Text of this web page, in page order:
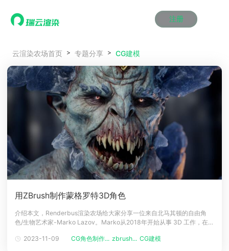
注册
产品服务
效果图渲染
云制作
云渲染管理系统
瑞兔百宝箱
AI视频插帧
效果图渲染
云制作
云渲染管理系统
瑞兔百宝箱
AI视频插帧
效果图渲染
云制作
云渲染管理系统
瑞兔百宝箱
AI视频插帧
效果图渲染
云制作
云渲染管理系统
瑞兔百宝箱
AI视频插帧
效果图渲染
云制作
云渲染管理系统
瑞兔百宝箱
AI视频插帧
效果图渲染
云制作
云渲染管理系统
瑞兔百宝箱
AI视频插帧
解决方案
Maya云渲染方案
3ds Max云渲染方案
Cinema 4D云渲染方案
Blender 云渲染方案
Maya AI渲染方案
Maya云渲染方案
3ds Max云渲染方案
Cinema 4D云渲染方案
Blender 云渲染方案
Maya AI渲染方案
Maya云渲染方案
3ds Max云渲染方案
Cinema 4D云渲染方案
Blender 云渲染方案
Maya AI渲染方案
Maya云渲染方案
3ds Max云渲染方案
Cinema 4D云渲染方案
Blender 云渲染方案
Maya AI渲染方案
Maya云渲染方案
3ds Max云渲染方案
Cinema 4D云渲染方案
Blender 云渲染方案
Maya AI渲染方案
Maya云渲染方案
3ds Max云渲染方案
Cinema 4D云渲染方案
Blender 云渲染方案
Maya AI渲染方案
动画价格
效果图价格
云制作价格
动画价格
效果图价格
云制作价格
动画价格
效果图价格
云制作价格
动画价格
效果图价格
云制作价格
动画价格
效果图价格
云制作价格
动画价格
效果图价格
云制作价格
资讯&赛事
新闻资讯
渲染百科
渲染大赛
泛CG交流会
新闻资讯
渲染百科
渲染大赛
泛CG交流会
新闻资讯
渲染百科
渲染大赛
泛CG交流会
新闻资讯
渲染百科
渲染大赛
泛CG交流会
新闻资讯
渲染百科
渲染大赛
泛CG交流会
新闻资讯
渲染百科
渲染大赛
泛CG交流会
特惠专区
教育优惠
教育优惠
教育优惠
教育优惠
教育优惠
教育优惠
关于我们
下载
云渲染农场首页 专题分享 CG建模
用ZBrush制作蒙格罗特3D角色
介绍本文，Renderbus渲染农场给大家分享一位来自北马其顿的自由角
色/生物艺术家-Marko Lazov。Marko从2018年开始从事 3D 工作，在过
Online 2》、《Tempest Rising》等游戏，下面一起阅读作者用ZBrush制
2023-11-09 CG角色制作... zbrush... CG建模